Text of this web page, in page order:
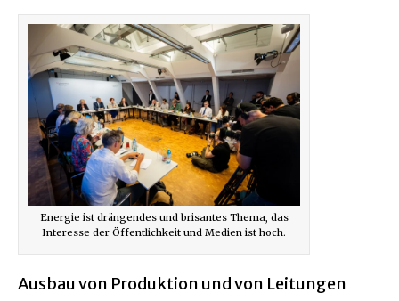
Energie ist drängendes und brisantes Thema, das
Interesse der Öffentlichkeit und Medien ist hoch.
Ausbau von Produktion und von Leitungen